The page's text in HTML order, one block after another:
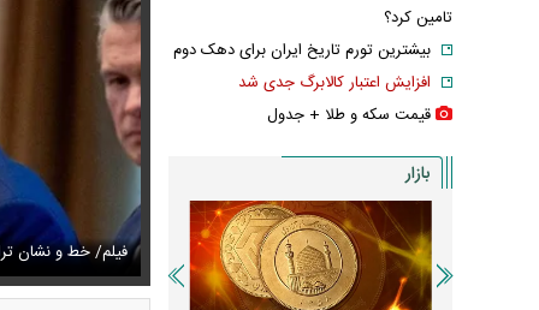
قالیباف خواهش کردیم که رئیس تیم مذاکره‌کننده
فیلم/ خط و نشان
جدید صابر ابر در فضای مجازی پربازدید شد عکس دیده‌نشده
تامین کرد؟
بیشترین تورم تاریخ ایران برای دهک دوم
افزایش اعتبار کالابرگ جدی شد
قیمت سکه و طلا + جدول
بازار